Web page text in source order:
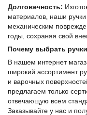
Долговечность:
материалов, наши ручки
механическим
годы, сохраняя свой
Почему выбрать
В нашем интернет
широкий ассортимент
и варочных
предлагаем только
отвечающую всем
Заказывайте у нас и